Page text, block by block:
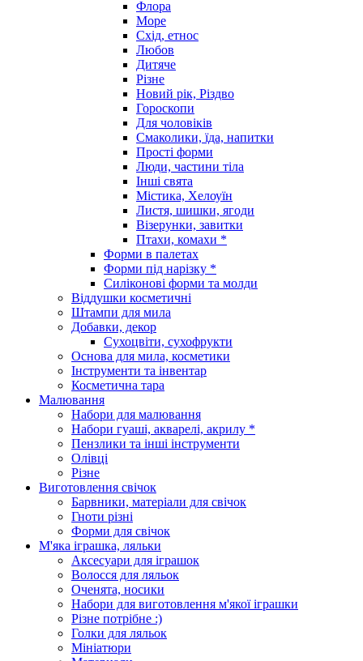
Флора
Море
Схід, етнос
Любов
Дитяче
Різне
Новий рік, Різдво
Гороскопи
Для чоловіків
Смаколики, їда, напитки
Прості форми
Люди, частини тіла
Інші свята
Містика, Хелоуїн
Листя, шишки, ягоди
Візерунки, завитки
Птахи, комахи *
Форми в палетах
Форми під нарізку *
Силіконові форми та молди
Віддушки косметичні
Штампи для мила
Добавки, декор
Сухоцвіти, сухофрукти
Основа для мила, косметики
Інструменти та інвентар
Косметична тара
Малювання
Набори для малювання
Набори гуаші, акварелі, акрилу *
Пензлики та інші інструменти
Олівці
Різне
Виготовлення свічок
Барвники, матеріали для свічок
Гноти різні
Форми для свічок
М'яка іграшка, ляльки
Аксесуари для іграшок
Волосся для ляльок
Оченята, носики
Набори для виготовлення м'якої іграшки
Різне потрібне :)
Голки для ляльок
Мініатюри